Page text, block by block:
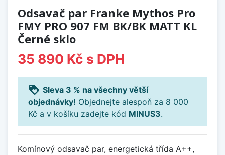
Odsavač par Franke Mythos Pro
FMY PRO 907 FM BK/BK MATT KL
Černé sklo
35 890 Kč s DPH
loyalty Sleva 3 % na všechny větší
objednávky! Objednejte alespoň za 8 000
Kč a v košíku zadejte kód MINUS3.
Komínový odsavač par, energetická třída A++,